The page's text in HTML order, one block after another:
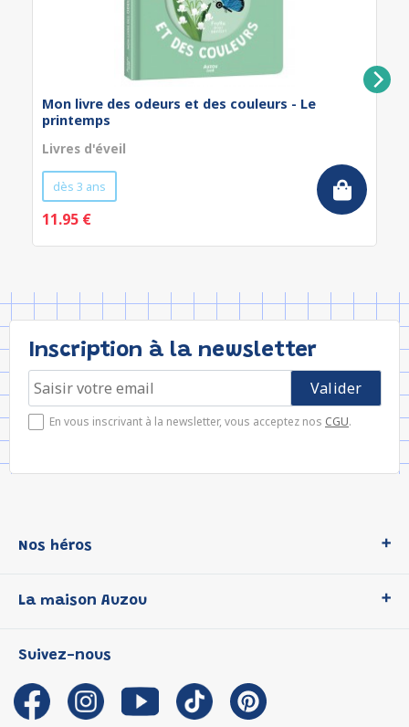
Mon livre des odeurs et des couleurs - Le
printemps
Livres d'éveil
dès 3 ans
11.95 €
Inscription à la newsletter
En vous inscrivant à la newsletter, vous acceptez nos CGU.
Nos héros
P'tit Loup
Les Influenceuses
Migali
Petite Taupe
La maison Auzou
Notre histoire
Auzou s'engage
Auteurs et illustrateurs Auzou
Suivez-nous